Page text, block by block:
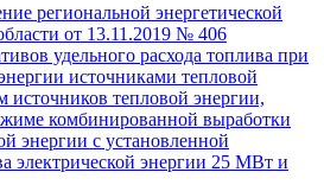
региональной энергетической
от 13.11.2019 № 406
удельного расхода топлива при
источниками тепловой
источников тепловой энергии,
комбинированной выработки
энергии с установленной
электрической энергии 25 МВт и